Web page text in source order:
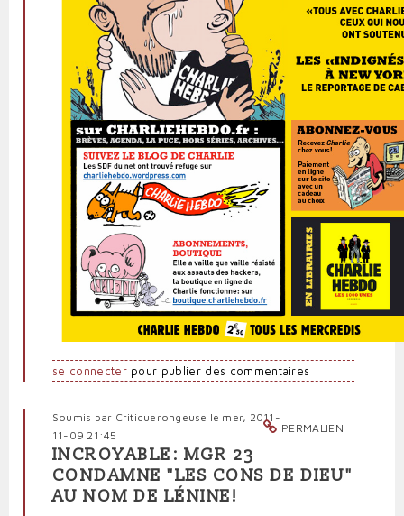
se connecterpour publier des commentaires
PERMALIEN
Soumis par Critiquerongeuse le mer, 2011-
11-09 21:45
INCROYABLE: MGR 23
CONDAMNE "LES CONS DE DIEU"
AU NOM DE LÉNINE!